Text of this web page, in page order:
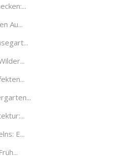
Au...
E...